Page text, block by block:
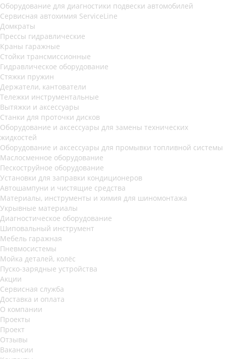
Оборудование для диагностики подвески автомобилей
Сервисная автохимия ServiceLine
Домкраты
Прессы гидравлические
Краны гаражные
Стойки трансмиссионные
Гидравлическое оборудование
Стяжки пружин
Держатели, кантователи
Тележки инструментальные
Вытяжки и аксессуары
Станки для проточки дисков
Оборудование и аксессуары для замены технических
жидкостей
Оборудование и аксессуары для промывки топливной системы
Маслосменное оборудование
Пескоструйное оборудование
Установки для заправки кондиционеров
Автошампуни и чистящие средства
Материалы, инструменты и химия для шиномонтажа
Укрывные материалы
Диагностическое оборудование
Шиповальный инструмент
Мебель гаражная
Пневмосистемы
Мойка деталей, колёс
Пуско-зарядные устройства
Акции
Сервисная служба
Доставка и оплата
О компании
Проекты
Проект
Отзывы
Вакансии